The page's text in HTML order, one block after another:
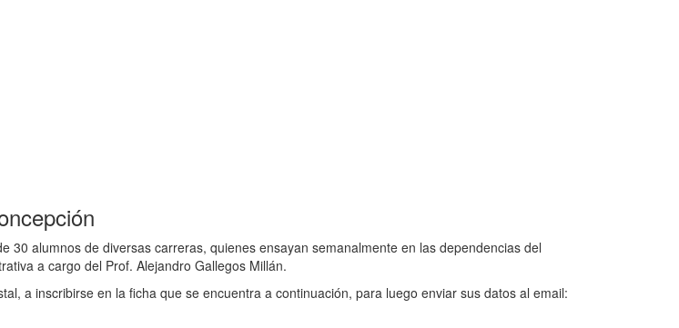
alumnos de diversas carreras, quienes ensayan semanalmente en las dependencias del
a cargo del Prof. Alejandro Gallegos Millán.
a inscribirse en la ficha que se encuentra a continuación, para luego enviar sus datos al email: